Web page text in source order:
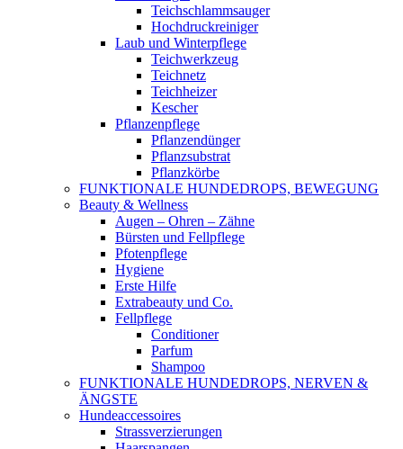
Teichschlammsauger
Hochdruckreiniger
Laub und Winterpflege
Teichwerkzeug
Teichnetz
Teichheizer
Kescher
Pflanzenpflege
Pflanzendünger
Pflanzsubstrat
Pflanzkörbe
FUNKTIONALE HUNDEDROPS, BEWEGUNG
Beauty & Wellness
Augen – Ohren – Zähne
Bürsten und Fellpflege
Pfotenpflege
Hygiene
Erste Hilfe
Extrabeauty und Co.
Fellpflege
Conditioner
Parfum
Shampoo
FUNKTIONALE HUNDEDROPS, NERVEN &
ÄNGSTE
Hundeaccessoires
Strassverzierungen